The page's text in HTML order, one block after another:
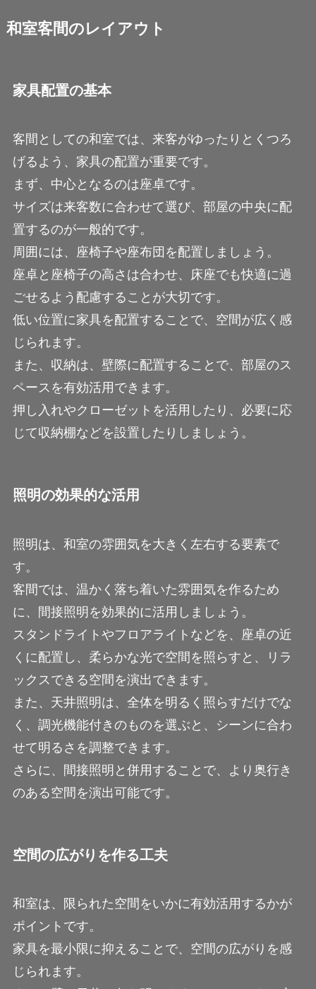
和室客間のレイアウト
家具配置の基本
客間としての和室では、来客がゆったりとくつろ
げるよう、家具の配置が重要です。
まず、中心となるのは座卓です。
サイズは来客数に合わせて選び、部屋の中央に配
置するのが一般的です。
周囲には、座椅子や座布団を配置しましょう。
座卓と座椅子の高さは合わせ、床座でも快適に過
ごせるよう配慮することが大切です。
低い位置に家具を配置することで、空間が広く感
じられます。
また、収納は、壁際に配置することで、部屋のス
ペースを有効活用できます。
押し入れやクローゼットを活用したり、必要に応
じて収納棚などを設置したりしましょう。
照明の効果的な活用
照明は、和室の雰囲気を大きく左右する要素で
す。
客間では、温かく落ち着いた雰囲気を作るため
に、間接照明を効果的に活用しましょう。
スタンドライトやフロアライトなどを、座卓の近
くに配置し、柔らかな光で空間を照らすと、リラ
ックスできる空間を演出できます。
また、天井照明は、全体を明るく照らすだけでな
く、調光機能付きのものを選ぶと、シーンに合わ
せて明るさを調整できます。
さらに、間接照明と併用することで、より奥行き
のある空間を演出可能です。
空間の広がりを作る工夫
和室は、限られた空間をいかに有効活用するかが
ポイントです。
家具を最小限に抑えることで、空間の広がりを感
じられます。